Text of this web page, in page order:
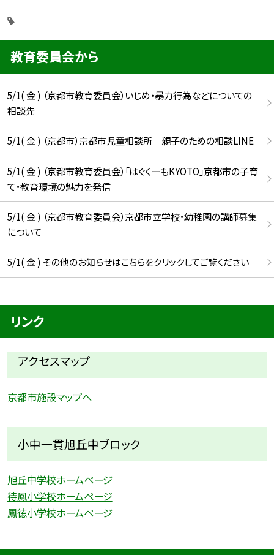
教育委員会から
5/1( 金 ) （京都市教育委員会）いじめ・暴力行為などについての
相談先
5/1( 金 ) （京都市）京都市児童相談所 親子のための相談LINE
5/1( 金 ) （京都市教育委員会）「はぐくーもKYOTO」京都市の子育
て・教育環境の魅力を発信
5/1( 金 ) （京都市教育委員会）京都市立学校・幼稚園の講師募集
について
5/1( 金 ) その他のお知らせはこちらをクリックしてご覧ください
リンク
アクセスマップ
京都市施設マップへ
小中一貫旭丘中ブロック
旭丘中学校ホームページ
待鳳小学校ホームページ
鳳徳小学校ホームページ